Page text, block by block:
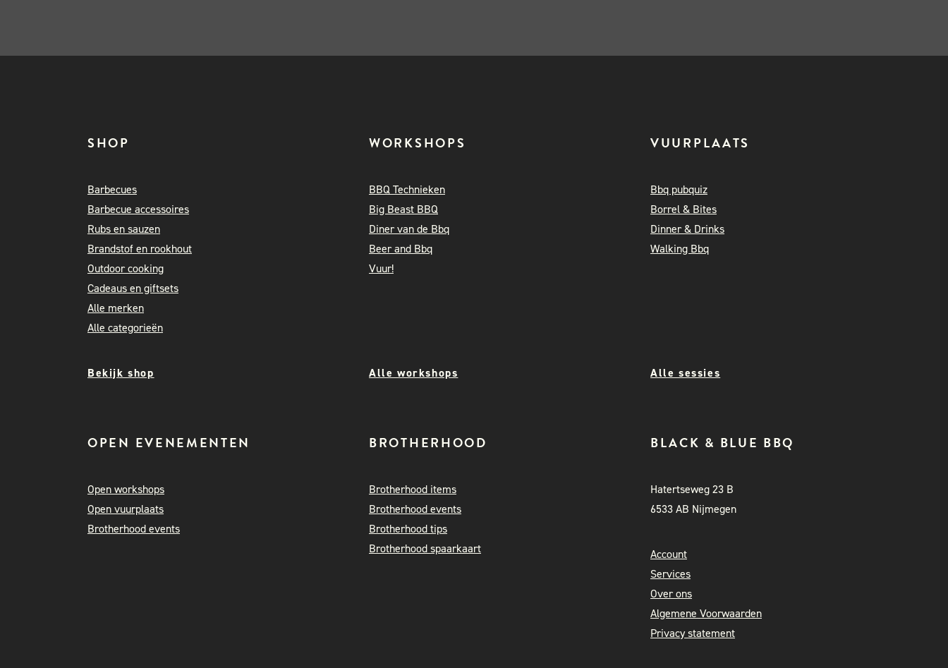
SHOP
Barbecues
Barbecue accessoires
Rubs en sauzen
Brandstof en rookhout
Outdoor cooking
Cadeaus en giftsets
Alle merken
Alle categorieën
WORKSHOPS
BBQ Technieken
Big Beast BBQ
Diner van de Bbq
Beer and Bbq
Vuur!
VUURPLAATS
Bbq pubquiz
Borrel & Bites
Dinner & Drinks
Walking Bbq
Bekijk shop Alle workshops Alle sessies
OPEN EVENEMENTEN
Open workshops
Open vuurplaats
Brotherhood events
BROTHERHOOD
Brotherhood items
Brotherhood events
Brotherhood tips
Brotherhood spaarkaart
BLACK & BLUE BBQ
Hatertseweg 23 B
6533 AB Nijmegen
Account
Services
Over ons
Algemene Voorwaarden
Privacy statement